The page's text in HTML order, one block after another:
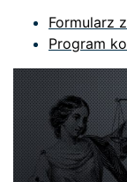
Formularz
Program